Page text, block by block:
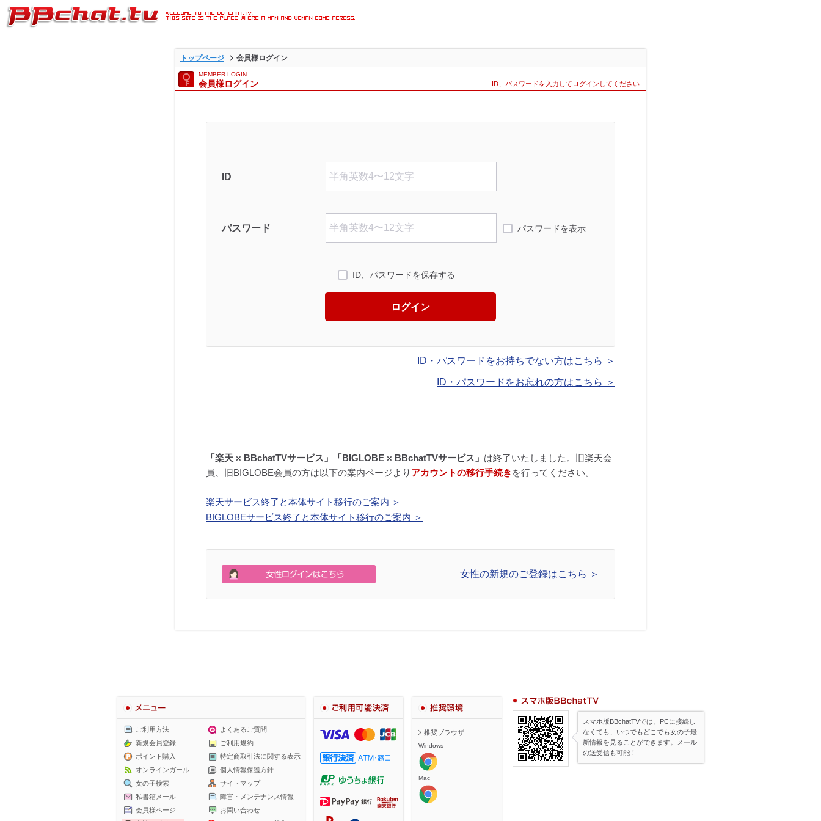
ライブ2ショットチャットが楽しめる
BBチャットTVの会員様ログインペー
トップページ 会員様ログイン
MEMBER LOGIN
会員様ログイン ID、パスワードを入力してログインしてください
ID
パスワード パスワードを表示
ID、パスワードを保存する
ログイン
ID・パスワードをお持ちでない方はこちら ＞
ID・パスワードをお忘れの方はこちら ＞
「楽天 × BBchatTVサービス」「BIGLOBE × BBchatTVサービス」 は終了いたしました。旧楽天会
員、旧BIGLOBE会員の方は以下の案内ページより アカウントの移行手続き を行ってください。
楽天サービス終了と本体サイト移行のご案内 ＞
BIGLOBEサービス終了と本体サイト移行のご案内 ＞
女性の新規のご登録はこちら ＞
メニュー
ご利用方法
新規会員登録
ポイント購入
オンラインガール
女の子検索
私書箱メール
会員様ページ
よくあるご質問
ご利用規約
特定商取引法に関する表示
個人情報保護方針
サイトマップ
障害・メンテナンス情報
お問い合わせ
推奨ブラウザ
Windows
Mac
スマホ・携帯版BBchatTV
スマホ版BBchatTVでは、PCに接続し
なくても、いつでもどこでも女の子最
新情報を見ることができます。メール
の送受信も可能！